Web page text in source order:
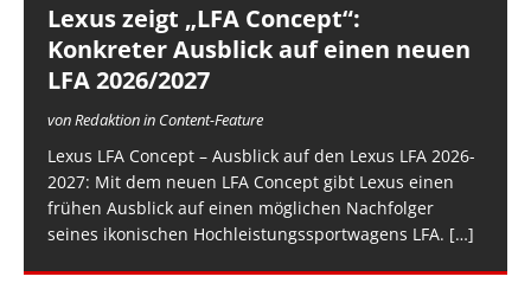
Lexus zeigt „LFA Concept“:
Konkreter Ausblick auf einen neuen
LFA 2026/2027
von Redaktion in Content-Feature
Lexus LFA Concept – Ausblick auf den Lexus LFA 2026-
2027: Mit dem neuen LFA Concept gibt Lexus einen
frühen Ausblick auf einen möglichen Nachfolger
seines ikonischen Hochleistungssportwagens LFA. […]